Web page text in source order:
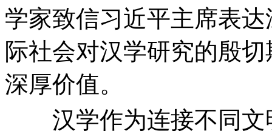
学家致信习近平主席表
际社会对汉学研究的殷
深厚价值。
汉学作为连接不同文